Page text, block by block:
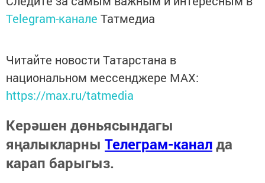
Telegram-канале Татмедиа
Читайте новости Татарстана в
национальном мессенджере MАХ:
https://max.ru/tatmedia
Керәшен дөньясындагы
яңалыкларны Телеграм-каналда
карап барыгыз.